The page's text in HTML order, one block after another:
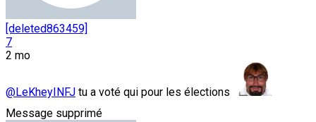
[deleted863459]
7
2 mo
@LeKheyINFJ tu a voté qui pour les élections
Message supprimé